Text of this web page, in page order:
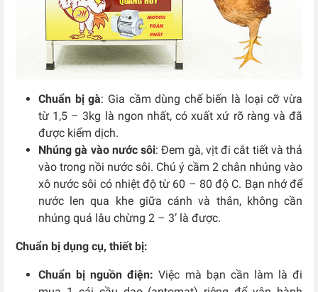
Chuẩn bị gà: Gia cầm dùng chế biến là loại cỡ vừa
từ 1,5 – 3kg là ngon nhất, có xuất xứ rõ ràng và đã
được kiểm dịch.
Nhúng gà vào nước sôi: Đem gà, vịt đi cắt tiết và thả
vào trong nồi nước sôi. Chú ý cầm 2 chân nhúng vào
xô nước sôi có nhiệt độ từ 60 – 80 độ C. Bạn nhớ để
nước len qua khe giữa cánh và thân, không cần
nhúng quá lâu chừng 2 – 3’ là được.
Chuẩn bị dụng cụ, thiết bị:
Chuẩn bị nguồn điện: Việc mà bạn cần làm là đi